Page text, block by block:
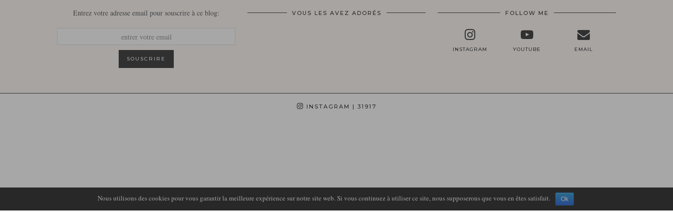
Entrez votre adresse email pour souscrire à ce blog: VOUS LES AVEZ ADORÉS FOLLOW ME
INSTAGRAM YOUTUBE EMAIL
INSTAGRAM | 31917
Nous utilisons des cookies pour vous garantir la meilleure expérience sur notre site web. Si vous continuez à utiliser ce site, nous supposerons que vous en êtes satisfait. Ok